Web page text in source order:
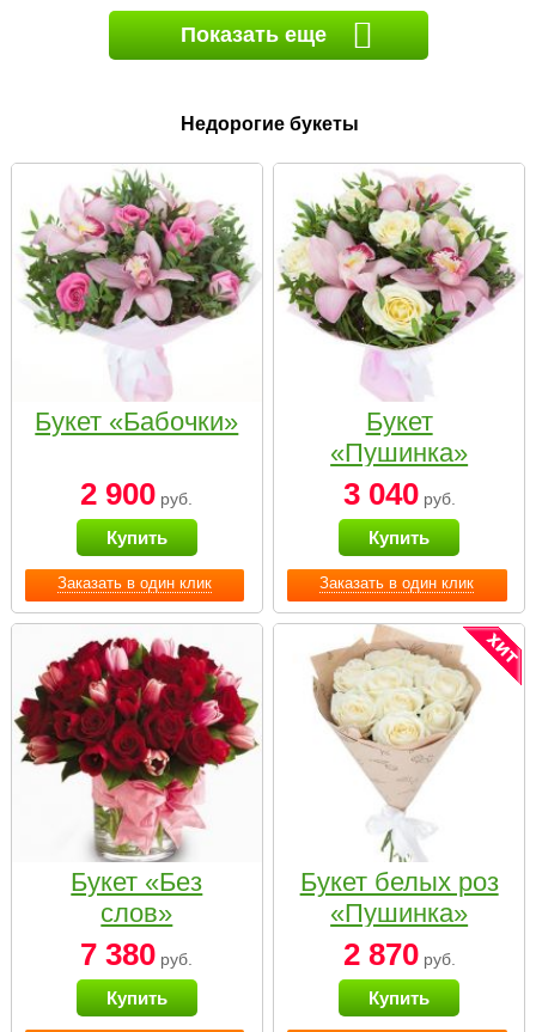
Показать еще
Недорогие букеты
Заказать в один клик
Букет «Бабочки»
2 900 руб.
Купить
Заказать в один клик
Букет
«Пушинка»
3 040руб.
Купить
Букет «Без
слов»
7 380 руб.
Купить
Букет белых роз
«Пушинка»
2 870руб.
Купить